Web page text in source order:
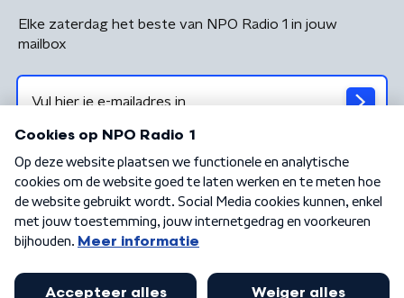
Elke zaterdag het beste van NPO Radio 1 in jouw
mailbox
Algemene voorwaarden